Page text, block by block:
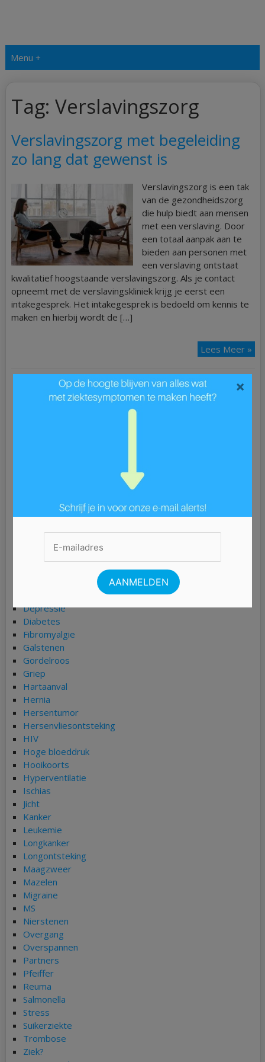
Menu +
Tag: Verslavingszorg
Verslavingszorg met begeleiding
zo lang dat gewenst is
Verslavingszorg is een tak
van de gezondheidszorg
die hulp biedt aan mensen
met een verslaving. Door
een totaal aanpak aan te
bieden aan personen met
een verslaving ontstaat
kwalitatief hoogstaande verslavingszorg. Als je contact
opneemt met de verslavingskliniek krijg je eerst een
intakegesprek. Het intakegesprek is bedoeld om kennis te
maken en hierbij wordt de […]
Lees Meer »
Borstkanker
Bronchitis
Buikgriep
Burn-out
Coronavirus (COVID-19)
Depressie
Diabetes
Fibromyalgie
Galstenen
Gordelroos
Griep
Hartaanval
Hernia
Hersentumor
Hersenvliesontsteking
HIV
Hoge bloeddruk
Hooikoorts
Hyperventilatie
Ischias
Jicht
Kanker
Leukemie
Longkanker
Longontsteking
Maagzweer
Mazelen
Migraine
MS
Nierstenen
Overgang
Overspannen
Partners
Pfeiffer
Reuma
Salmonella
Stress
Suikerziekte
Trombose
Ziek?
×